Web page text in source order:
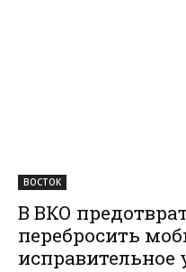
ВОСТОК
В ВКО
перебросить
исправительное